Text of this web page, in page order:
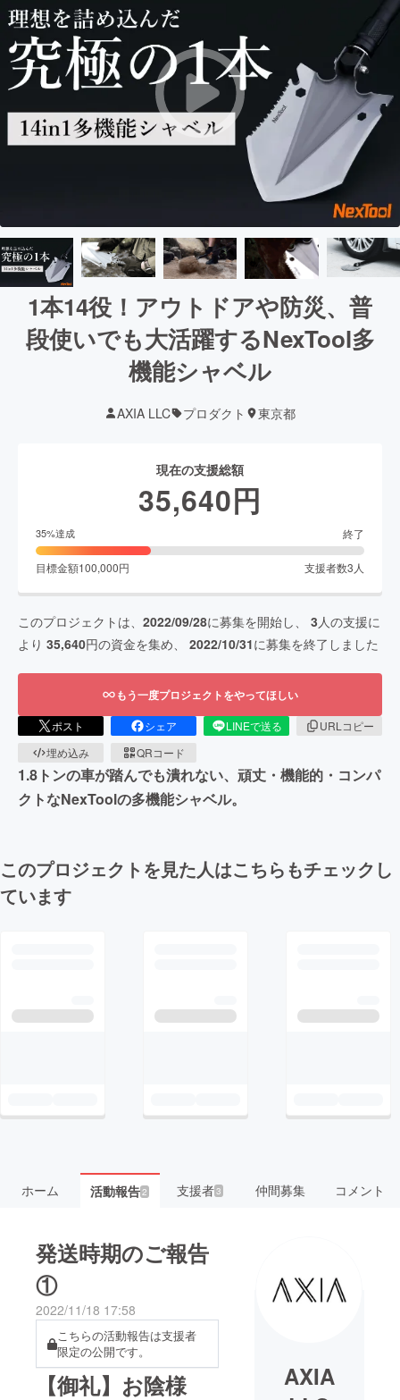
1本14役！アウトドアや防災、普
段使いでも大活躍するNexTool多
機能シャベル
AXIA LLC プロダクト 東京都
現在の支援総額
35,640円
35%達成 終了
目標金額100,000円 支援者数3 人
このプロジェクトは、 2022/09/28に募集を開始し、 3 人の支援に
より 35,640円の資金を集め、 2022/10/31に募集を終了しました
もう一度プロジェクトをやってほしい
ポスト シェア LINEで送る
URLコピー
埋め込み
QRコード
1.8トンの車が踏んでも潰れない、頑丈・機能的・コンパ
クトなNexToolの多機能シャベル。
このプロジェクトを見た人はこちらもチェックし
ています
ホーム 活動報告2 支援者3 仲間募集 コメント
発送時期のご報告
①
2022/11/18 17:58
こちらの活動報告は支援者
限定の公開です。
【御礼】お陰様
AXIA